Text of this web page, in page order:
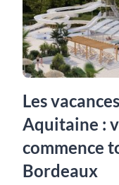
Les
Aquitaine :
commence
Bordeaux